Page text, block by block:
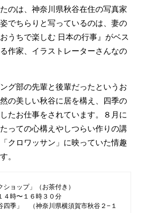
のは、神奈川県秋谷在住の写真家
でちらりと写っているのは、妻の
うちで楽しむ 日本の行事』がベス
作家、イラストレーターさんなの
グ部の先輩と後輩だったというお
の美しい秋谷に居を構え、四季の
たお仕事をされています。８月に
っての心構えやしつらい作りの講
クロワッサン」に映っていた情趣
。
ショップ」（お茶付き）
時〜１６時３０分
季」 （神奈川県横須賀市秋谷２−１